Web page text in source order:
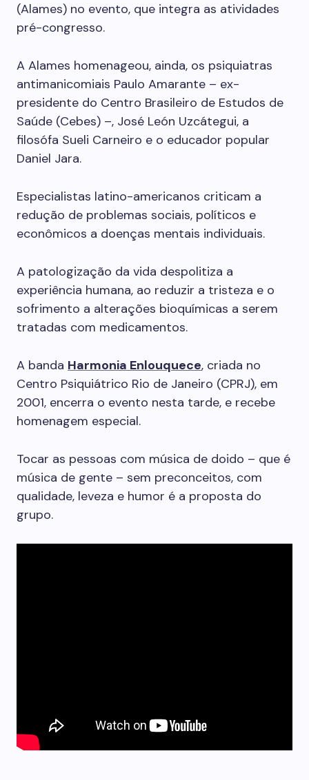
(Alames) no evento, que integra as atividades
pré-congresso.
A Alames homenageou, ainda, os psiquiatras
antimanicomiais Paulo Amarante – ex-
presidente do Centro Brasileiro de Estudos de
Saúde (Cebes) –, José León Uzcátegui, a
filosófa Sueli Carneiro e o educador popular
Daniel Jara.
Especialistas latino-americanos criticam a
redução de problemas sociais, políticos e
econômicos a doenças mentais individuais.
A patologização da vida despolitiza a
experiência humana, ao reduzir a tristeza e o
sofrimento a alterações bioquímicas a serem
tratadas com medicamentos.
A banda Harmonia Enlouquece, criada no
Centro Psiquiátrico Rio de Janeiro (CPRJ), em
2001, encerra o evento nesta tarde, e recebe
homenagem especial.
Tocar as pessoas com música de doido – que é
música de gente – sem preconceitos, com
qualidade, leveza e humor é a proposta do
grupo.